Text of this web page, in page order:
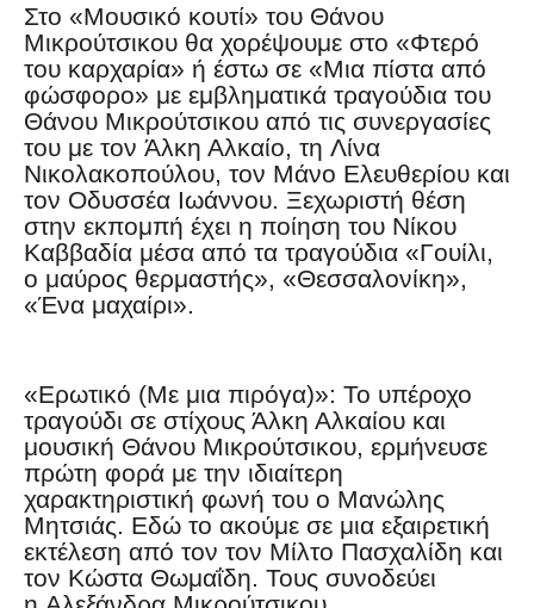
Στο «Μουσικό κουτί» του Θάνου
Μικρούτσικου θα χορέψουμε στο «Φτερό
του καρχαρία» ή έστω σε «Μια πίστα από
φώσφορο» με εμβληματικά τραγούδια του
Θάνου Μικρούτσικου από τις συνεργασίες
του με τον Άλκη Αλκαίο, τη Λίνα
Νικολακοπούλου, τον Μάνο Ελευθερίου και
τον Οδυσσέα Ιωάννου. Ξεχωριστή θέση
στην εκπομπή έχει η ποίηση του Νίκου
Καββαδία μέσα από τα τραγούδια «Γουίλι,
ο μαύρος θερμαστής», «Θεσσαλονίκη»,
«Ένα μαχαίρι».
«Ερωτικό (Με μια πιρόγα)»: Το υπέροχο
τραγούδι σε στίχους Άλκη Αλκαίου και
μουσική Θάνου Μικρούτσικου, ερμήνευσε
πρώτη φορά με την ιδιαίτερη
χαρακτηριστική φωνή του ο Μανώλης
Μητσιάς. Εδώ το ακούμε σε μια εξαιρετική
εκτέλεση από τον τον Μίλτο Πασχαλίδη και
τον Κώστα Θωμαΐδη. Τους συνοδεύει